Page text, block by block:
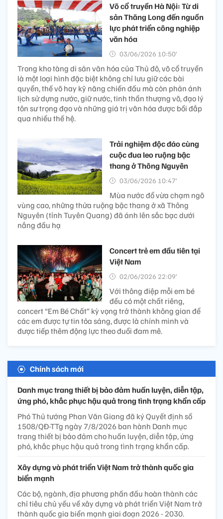
Võ cổ truyền Hà Nội: Từ di
sản Thăng Long đến nguồn
lực phát triển công nghiệp
văn hóa
03/06/2026 10:50’
Trong kho tàng di sản văn hóa của Thủ đô, võ cổ truyền
là một loại hình đặc biệt không chỉ lưu giữ các bài
quyền, thế võ hay kỹ năng chiến đấu mà còn phản ánh
lịch sử dựng nước, giữ nước, tinh thần thượng võ, đạo lý
tôn sư trọng đạo và những giá trị văn hóa được bồi đắp
qua nhiều thế hệ.
Trải nghiệm độc đáo cùng
cuộc đua leo ruộng bậc
thang ở Thông Nguyên
03/06/2026 10:47’
Mùa nước đổ vừa chạm ngõ
vùng cao, những thửa ruộng bậc thang ở xã Thông
Nguyên (tỉnh Tuyên Quang) đã ánh lên sắc bạc dưới
nắng đầu hạ
Concert trẻ em đầu tiên tại
Việt Nam
02/06/2026 22:09’
Với thông điệp mỗi em bé
đều có một chất riêng,
concert “Em Bé Chất” kỳ vọng trở thành không gian để
các em được tự tin tỏa sáng, được là chính mình và
được tiếp thêm động lực theo đuổi đam mê.
Chính sách mới
Danh mục trang thiết bị bảo đảm huấn luyện, diễn tập,
ứng phó, khắc phục hậu quả trong tình trạng khẩn cấp
Phó Thủ tướng Phan Văn Giang đã ký Quyết định số
1508/QĐ-TTg ngày 7/8/2026 ban hành Danh mục
trang thiết bị bảo đảm cho huấn luyện, diễn tập, ứng
phó, khắc phục hậu quả trong tình trạng khẩn cấp.
Xây dựng và phát triển Việt Nam trở thành quốc gia
biển mạnh
Các bộ, ngành, địa phương phấn đấu hoàn thành các
chỉ tiêu chủ yếu về xây dựng và phát triển Việt Nam trở
thành quốc gia biển mạnh giai đoạn 2026 - 2030.